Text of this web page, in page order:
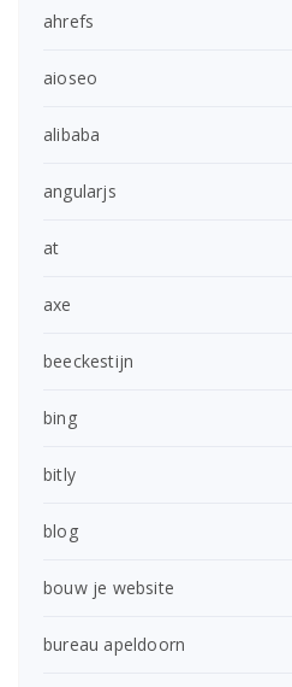
ahrefs
aioseo
alibaba
angularjs
at
axe
beeckestijn
bing
bitly
blog
bouw je website
bureau apeldoorn